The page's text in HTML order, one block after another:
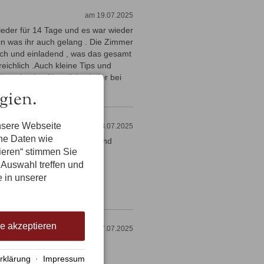
am 19.07.2025
für 14 Tage und es war wieder
was ihr auch gelang . Die Zimmer
und einladend , was das gesamt
.Auch kleine Tips und
gebucht . Natürlich wieder bei
am 18.07.2025
Busse und Bergbahnen sind
wohl gefühlt.
am 17.07.2025
Webseite
Daten wie
stimmen Sie
treffen und
in unserer
akzeptieren
· Impressum